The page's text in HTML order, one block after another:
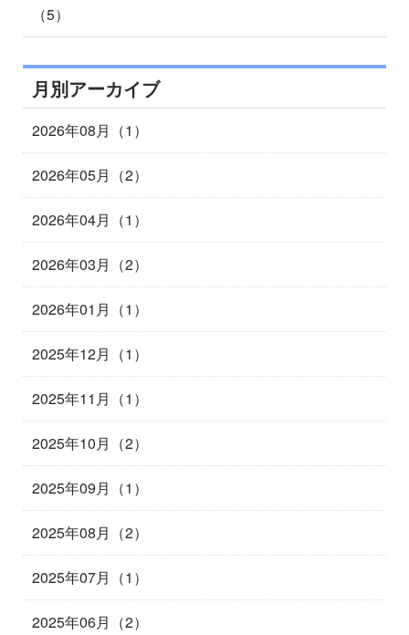
（5）
月別アーカイブ
2026年08月（1）
2026年05月（2）
2026年04月（1）
2026年03月（2）
2026年01月（1）
2025年12月（1）
2025年11月（1）
2025年10月（2）
2025年09月（1）
2025年08月（2）
2025年07月（1）
2025年06月（2）